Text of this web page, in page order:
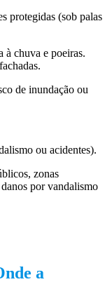
protegidas (sob palas
à chuva e poeiras.
de inundação ou
ou acidentes).
zonas
por vandalismo
a